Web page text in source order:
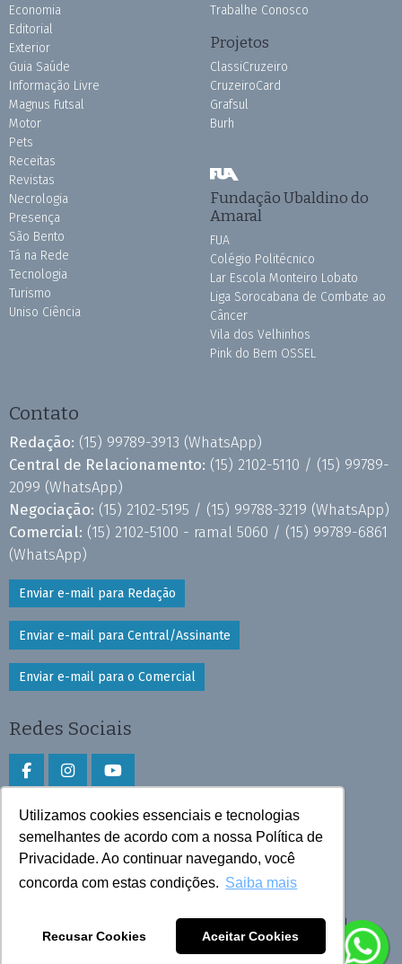
Utilizamos cookies essenciais e tecnologias
semelhantes de acordo com a nossa Política de
Privacidade. Ao continuar navegando, você
concorda com estas condições. Saiba mais
Recusar Cookies Aceitar Cookies
Economia
Editorial
Exterior
Guia Saúde
Informação Livre
Magnus Futsal
Motor
Pets
Receitas
Revistas
Necrologia
Presença
São Bento
Tá na Rede
Tecnologia
Turismo
Uniso Ciência
Trabalhe Conosco
Projetos
ClassiCruzeiro
CruzeiroCard
Grafsul
Burh
Fundação Ubaldino do
Amaral
FUA
Colégio Politécnico
Lar Escola Monteiro Lobato
Liga Sorocabana de Combate ao
Câncer
Vila dos Velhinhos
Pink do Bem OSSEL
Contato
Redação: (15) 99789-3913 (WhatsApp)
Central de Relacionamento: (15) 2102-5110 / (15) 99789-
2099 (WhatsApp)
Negociação: (15) 2102-5195 / (15) 99788-3219 (WhatsApp)
Comercial: (15) 2102-5100 - ramal 5060 / (15) 99789-6861
(WhatsApp)
Enviar e-mail para Redação
Enviar e-mail para Central/Assinante
Enviar e-mail para o Comercial
Redes Sociais
Faça download do aplicativo
Play Store e App Store
Todos os direitos reservados © 2026 Cruzeiro do Sul